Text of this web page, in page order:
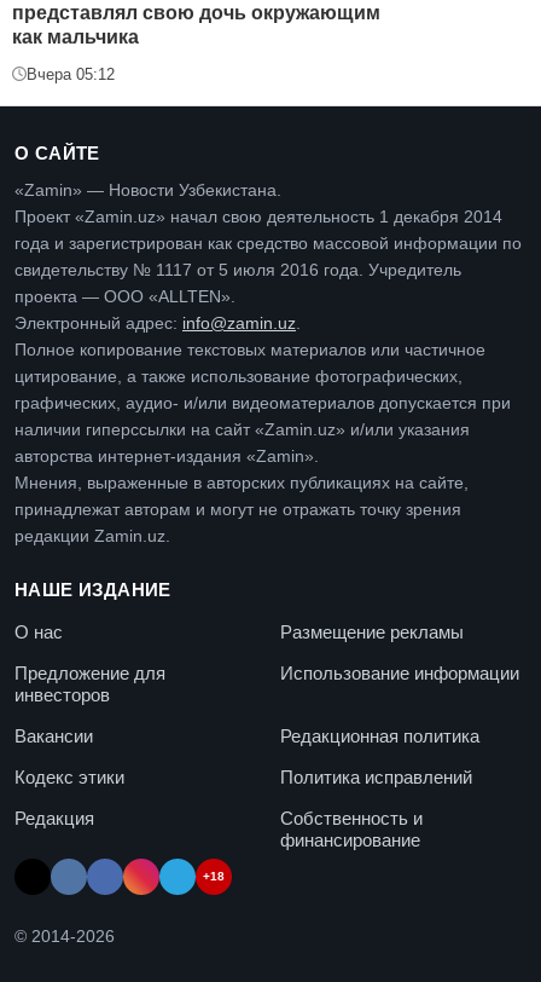
представлял свою дочь окружающим
как мальчика
Вчера 05:12
О САЙТЕ
«Zamin» — Новости Узбекистана.
Проект «Zamin.uz» начал свою деятельность 1 декабря 2014
года и зарегистрирован как средство массовой информации по
свидетельству № 1117 от 5 июля 2016 года. Учредитель
проекта — ООО «ALLTEN».
Электронный адрес: info@zamin.uz
Полное копирование текстовых материалов или частичное
цитирование, а также использование фотографических,
графических, аудио- и/или видеоматериалов допускается при
наличии гиперссылки на сайт «Zamin.uz» и/или указания
авторства интернет-издания «Zamin».
Мнения, выраженные в авторских публикациях на сайте,
принадлежат авторам и могут не отражать точку зрения
редакции Zamin.uz.
НАШЕ ИЗДАНИЕ
О нас
Размещение рекламы
Предложение для
инвесторов
Использование информации
Вакансии
Редакционная политика
Кодекс этики
Политика исправлений
Редакция
Собственность и
финансирование
+18
© 2014-2026